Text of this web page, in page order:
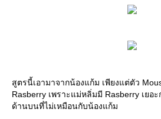
สูตรนี้เอามาจากน้องแก้ม เพียงแต่ตัว
Rasberry เพราะแม่หลิ่มมี Rasberry เยอ
ด้านบนที่ไม่เหมือนกับน้องแก้ม